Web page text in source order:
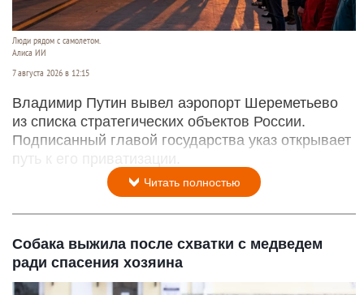
Люди рядом с самолетом.
Алиса ИИ
7 августа 2026 в 12:15
Владимир Путин вывел аэропорт Шереметьево
из списка стратегических объектов России.
Подписанный главой государства указ открывает
путь к его приватизации.
Читать полностью
Собака выжила после схватки с медведем
ради спасения хозяина